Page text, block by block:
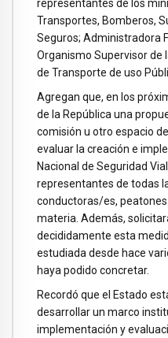
representantes de los
Transportes, Bomberos,
Seguros; Administradora
Organismo Supervisor de
de Transporte de uso
Agregan que, en los
de la República una
comisión u otro espacio
evaluar la creación e
Nacional de Seguridad
representantes de todas
conductoras/es,
materia. Además,
decididamente esta
estudiada desde hace
haya podido concretar.
Recordó que el Estado
desarrollar un marco
implementación y